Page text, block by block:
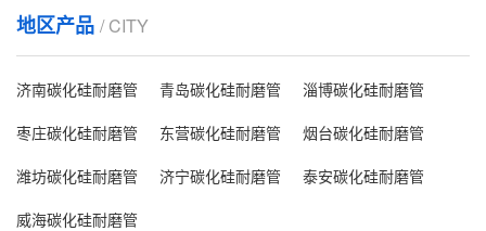
地区产品 / CITY
济南碳化硅耐磨管 青岛碳化硅耐磨管
淄博碳化硅耐磨管
枣庄碳化硅耐磨管
东营碳化硅耐磨管
烟台碳化硅耐磨管
潍坊碳化硅耐磨管
济宁碳化硅耐磨管
泰安碳化硅耐磨管
威海碳化硅耐磨管